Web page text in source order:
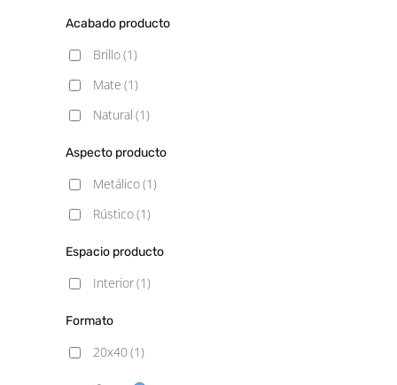
Acabado producto
Brillo(1)
Mate (1)
Natural (1)
Aspecto producto
Metálico(1)
Rústico(1)
Espacio producto
Interior(1)
Formato
20x40 (1)